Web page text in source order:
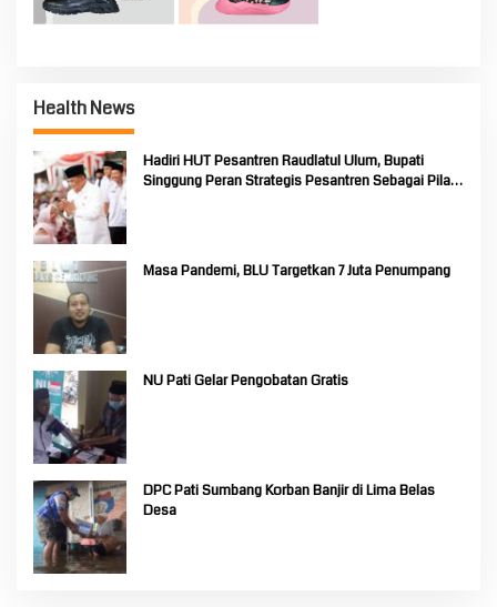
Health News
Hadiri HUT Pesantren Raudlatul Ulum, Bupati
Singgung Peran Strategis Pesantren Sebagai Pilar
Masa Pandemi, BLU Targetkan 7 Juta Penumpang
NU Pati Gelar Pengobatan Gratis
DPC Pati Sumbang Korban Banjir di Lima Belas
Desa